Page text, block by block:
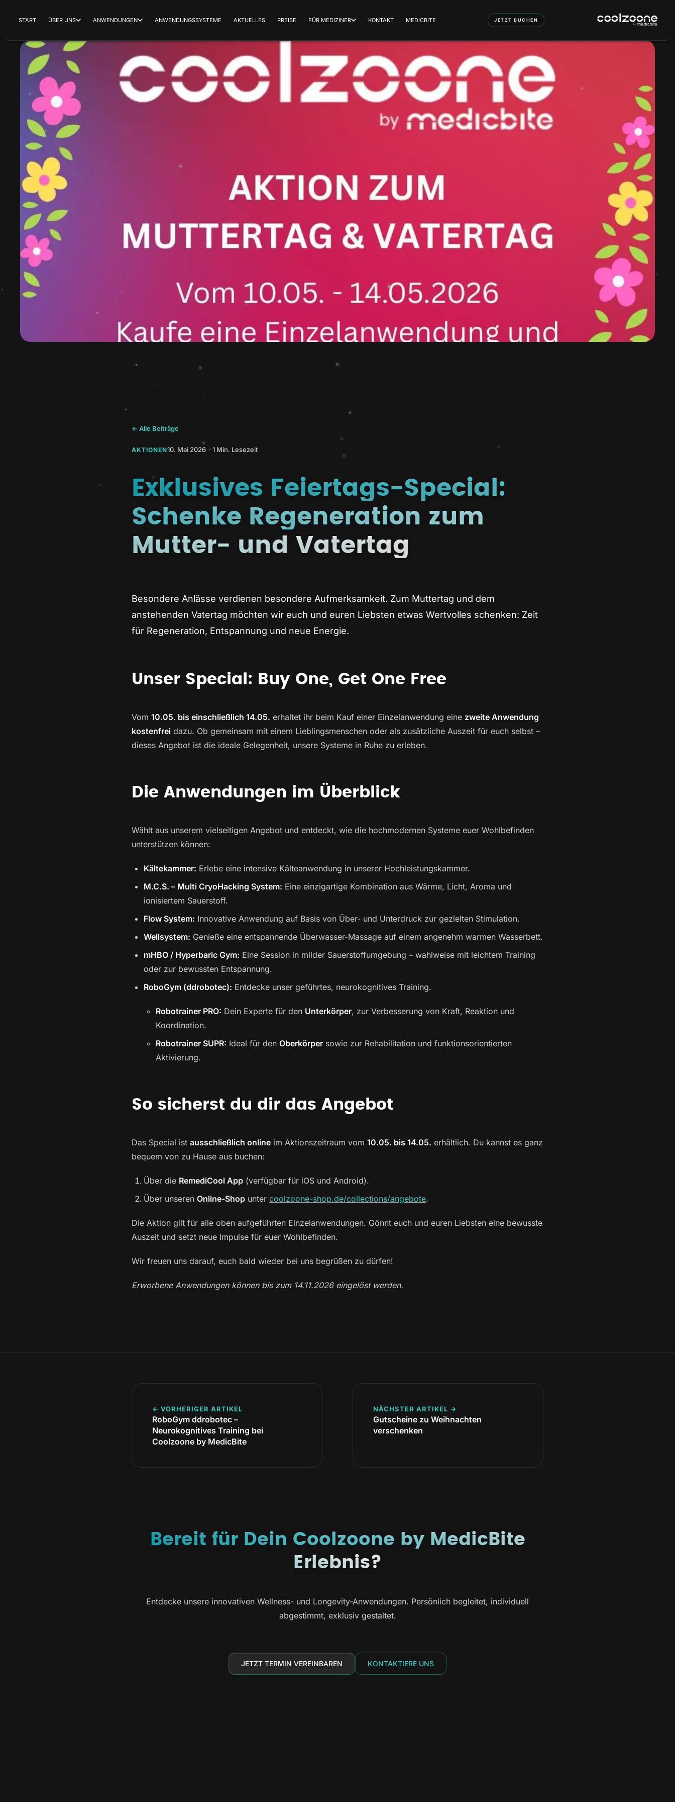
START ÜBER UNS ANWENDUNGEN ANWENDUNGSSYSTEME AKTUELLES PREISE FÜR MEDIZINER KONTAKT MEDICBITE JETZT BUCHEN
← Alle Beiträge
AKTIONEN10. Mai 2026 · 1 Min. Lesezeit
Exklusives Feiertags-Special:
Schenke Regeneration zum
Mutter- und Vatertag
Besondere Anlässe verdienen besondere Aufmerksamkeit. Zum Muttertag und dem
anstehenden Vatertag möchten wir euch und euren Liebsten etwas Wertvolles schenken: Zeit
für Regeneration, Entspannung und neue Energie.
Unser Special: Buy One, Get One Free
Vom 10.05. bis einschließlich 14.05. erhaltet ihr beim Kauf einer Einzelanwendung eine zweite Anwendung
kostenfrei dazu. Ob gemeinsam mit einem Lieblingsmenschen oder als zusätzliche Auszeit für euch selbst –
dieses Angebot ist die ideale Gelegenheit, unsere Systeme in Ruhe zu erleben.
Die Anwendungen im Überblick
Wählt aus unserem vielseitigen Angebot und entdeckt, wie die hochmodernen Systeme euer Wohlbefinden
unterstützen können:
Kältekammer: Erlebe eine intensive Kälteanwendung in unserer Hochleistungskammer.
M.C.S. – Multi CryoHacking System: Eine einzigartige Kombination aus Wärme, Licht, Aroma und
ionisiertem Sauerstoff.
Flow System: Innovative Anwendung auf Basis von Über- und Unterdruck zur gezielten Stimulation.
Wellsystem: Genieße eine entspannende Überwasser-Massage auf einem angenehm warmen Wasserbett.
mHBO / Hyperbaric Gym: Eine Session in milder Sauerstoffumgebung – wahlweise mit leichtem Training
oder zur bewussten Entspannung.
RoboGym (ddrobotec): Entdecke unser geführtes, neurokognitives Training.
Robotrainer PRO: Dein Experte für den Unterkörper, zur Verbesserung von Kraft, Reaktion und
Koordination.
Robotrainer SUPR: Ideal für den Oberkörper sowie zur Rehabilitation und funktionsorientierten
Aktivierung.
So sicherst du dir das Angebot
Das Special ist ausschließlich online im Aktionszeitraum vom 10.05. bis 14.05. erhältlich. Du kannst es ganz
bequem von zu Hause aus buchen:
Über die RemediCool App (verfügbar für iOS und Android).
Über unseren Online-Shop unter coolzoone-shop.de/collections/angebote.
Die Aktion gilt für alle oben aufgeführten Einzelanwendungen. Gönnt euch und euren Liebsten eine bewusste
Auszeit und setzt neue Impulse für euer Wohlbefinden.
Wir freuen uns darauf, euch bald wieder bei uns begrüßen zu dürfen!
Erworbene Anwendungen können bis zum 14.11.2026 eingelöst werden.
← VORHERIGER ARTIKEL
RoboGym ddrobotec –
Neurokognitives Training bei
Coolzoone by MedicBite
NÄCHSTER ARTIKEL →
Gutscheine zu Weihnachten
verschenken
Bereit für Dein Coolzoone by MedicBite
Erlebnis?
Entdecke unsere innovativen Wellness- und Longevity-Anwendungen. Persönlich begleitet, individuell
abgestimmt, exklusiv gestaltet.
JETZT TERMIN VEREINBAREN KONTAKTIERE UNS